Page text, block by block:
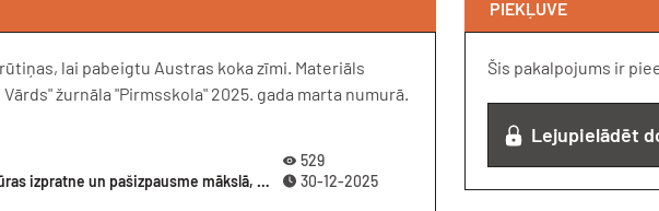
lai pabeigtu Austras koka zīmi. Materiāls
žurnāla "Pirmsskola" 2025. gada marta numurā.
2-3 gadi, 3-5 gadi, 5-7 gadi, Kultūras izpratne un pašizpausme mākslā, Praktiskā darbošanās, Darba lapas, Gadskārtu svētki
529
30-12-2025
PIEKĻUVE
Šis pakalpojums ir
Lejupielādēt